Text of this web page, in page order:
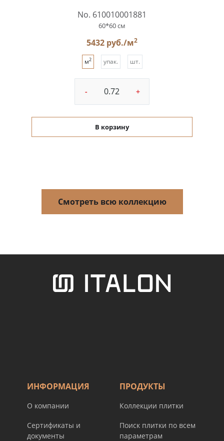
No. 610010001881
60*60 см
5432 руб./м2
м2 упак. шт.
- +
В корзину
Смотреть всю коллекцию
ИНФОРМАЦИЯ
О компании
Сертификаты и
документы
ПРОДУКТЫ
Коллекции плитки
Поиск плитки по всем
параметрам